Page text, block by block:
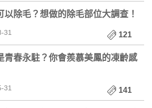
以除毛？想做的除毛部位大調查！
31 121
青春永駐？你會羨慕美鳳的凍齡感
31 141